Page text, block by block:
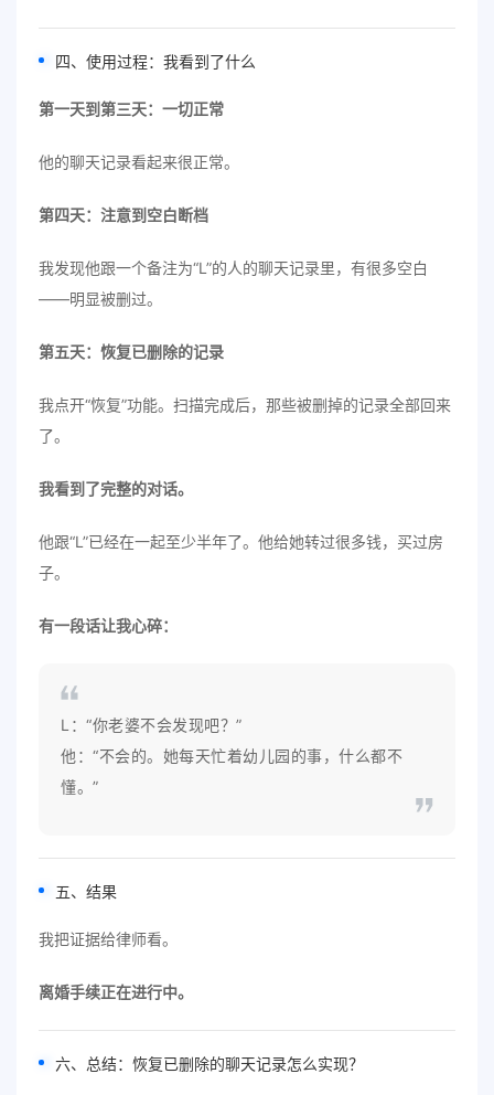
四、使用过程：我看到了什么
第一天到第三天：一切正常
他的聊天记录看起来很正常。
第四天：注意到空白断档
我发现他跟一个备注为“L”的人的聊天记录里，有很多空白
——明显被删过。
第五天：恢复已删除的记录
我点开“恢复”功能。扫描完成后，那些被删掉的记录全部回来
了。
我看到了完整的对话。
他跟“L”已经在一起至少半年了。他给她转过很多钱，买过房
子。
有一段话让我心碎：
L：“你老婆不会发现吧？”
他：“不会的。她每天忙着幼儿园的事，什么都不
懂。”
五、结果
我把证据给律师看。
离婚手续正在进行中。
六、总结：恢复已删除的聊天记录怎么实现？